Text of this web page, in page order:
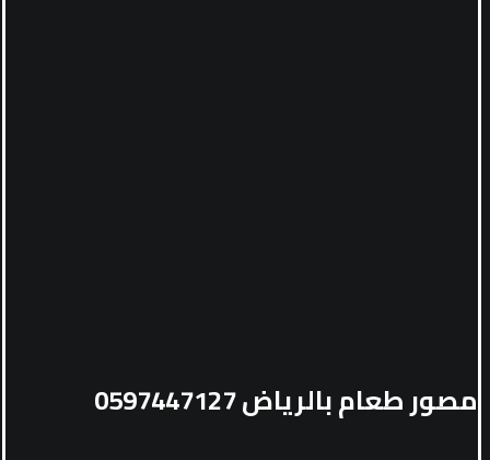
مصور طعام بالرياض 0597447127